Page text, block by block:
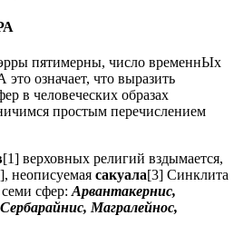
пятимерны, число временнЫх
означает, что выразить
в человеческих образах
простым перечислением
[1] верховных религий вздымается,
неописуемаясакуала[3] Синклита
семи сфер:Арвантакернис,
Магралейнос,